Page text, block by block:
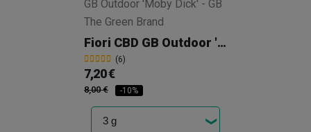
Fiori CBD GB Outdoor 'Moby Dick'
(6)
7,20 €
8,00 € -10%